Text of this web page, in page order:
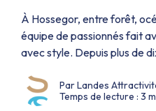
À Hossegor, entre forêt,
équipe de passionnés fait
avec style. Depuis plus de
confortables et réparables,
quotidien comme pour les
Par Landes
Temps de lecture : 3